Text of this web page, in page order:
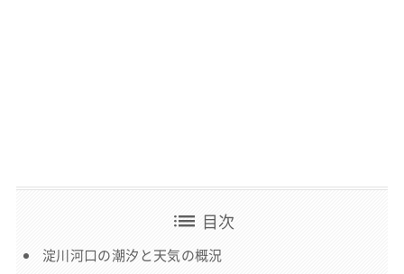
list 目次
淀川河口の潮汐と天気の概況